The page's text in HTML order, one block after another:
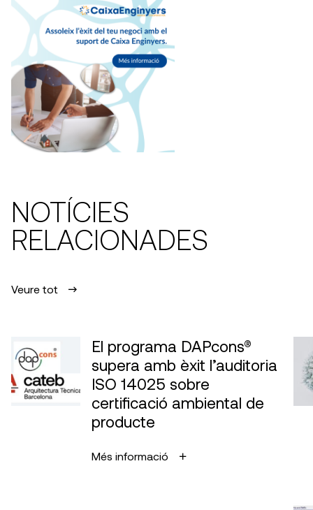
NOTÍCIES
RELACIONADES
Veure tot
El programa DAPcons®
supera amb èxit l’auditoria
ISO 14025 sobre
certificació ambiental de
producte
Més informació